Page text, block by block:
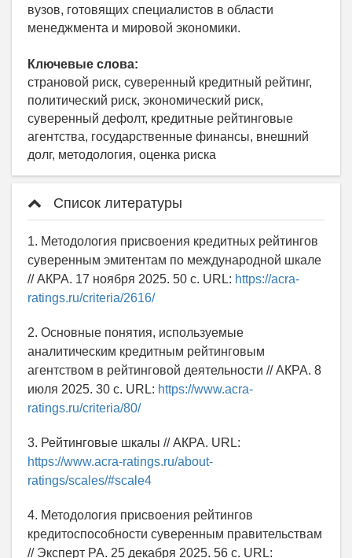
вузов, готовящих специалистов в области
менеджмента и мировой экономики.
Ключевые слова:
страновой риск, суверенный кредитный рейтинг,
политический риск, экономический риск,
суверенный дефолт, кредитные рейтинговые
агентства, государственные финансы, внешний
долг, методология, оценка риска
Список литературы
1. Методология присвоения кредитных рейтингов
суверенным эмитентам по международной шкале
// АКРА. 17 ноября 2025. 50 с. URL: https://acra-
ratings.ru/criteria/2616/
2. Основные понятия, используемые
аналитическим кредитным рейтинговым
агентством в рейтинговой деятельности // АКРА. 8
июля 2025. 30 с. URL: https://www.acra-
ratings.ru/criteria/80/
3. Рейтинговые шкалы // АКРА. URL:
https://www.acra-ratings.ru/about-
ratings/scales/#scale4
4. Методология присвоения рейтингов
кредитоспособности суверенным правительствам
// Эксперт РА. 25 декабря 2025. 56 с. URL: